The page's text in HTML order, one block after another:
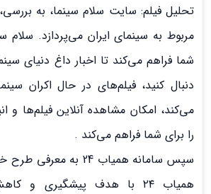
تحلیل فیلم: سایت سلام سینما، به
مربوط به سینمای ایران می‌پردازد. سلام
شما فراهم می‌کند تا اخبار داغ دنیای
دنبال کنید، فیلم‌های در حال اکران
می‌کند، امکان مشاهده آنلاین فیلم‌ها و
را برای شما فراهم می‌کند .
سپس سامانه همیاب 24 به
همیاب ۲۴ با هدف پیشگیری و